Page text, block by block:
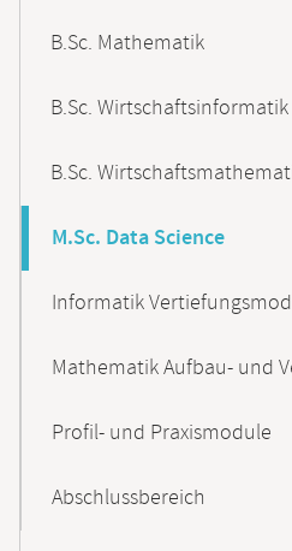
B.Sc. Mathematik
B.Sc. Wirtschaftsinformatik
B.Sc.
M.Sc. Data Science
Informatik
Mathematik Aufbau- und
Profil- und Praxismodule
Abschlussbereich